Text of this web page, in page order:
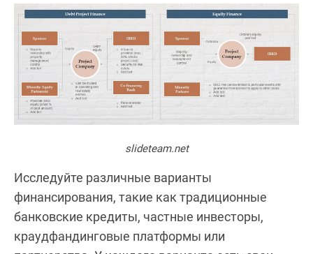
slideteam.net
Исследуйте различные варианты
финансирования, такие как традиционные
банковские кредиты, частные инвесторы,
краудфандинговые платформы или